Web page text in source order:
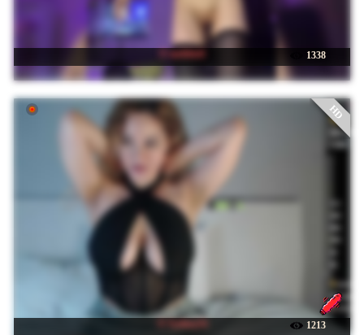
☉ mefidufi 1338
HD
☉ SydneySi 1213